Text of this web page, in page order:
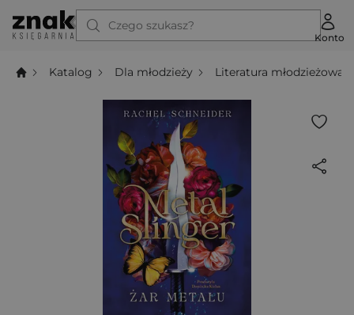
Czego szukasz?
Konto
Katalog Dla młodzieży Literatura młodzieżowa